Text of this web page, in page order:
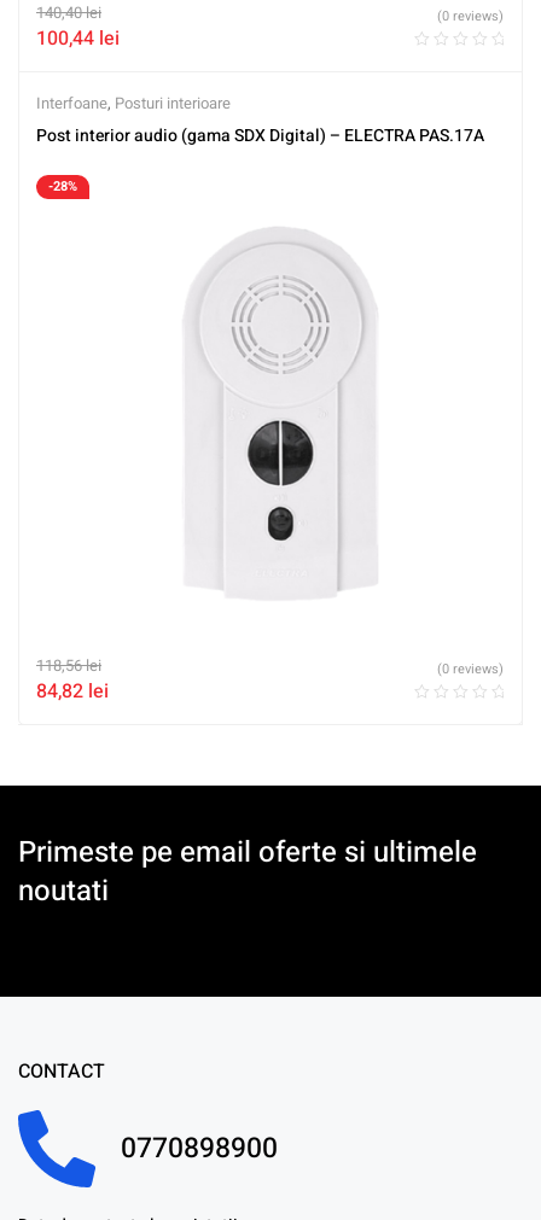
140,40lei
100,44 lei
(0 reviews)
Interfoane, Posturi interioare
Post interior audio (gama SDX Digital) – ELECTRA PAS.17A
-28%
118,56lei
84,82 lei
(0 reviews)
Primeste pe email oferte si ultimele
noutati
CONTACT
0770898900